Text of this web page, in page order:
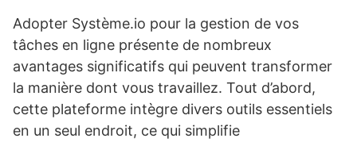
Adopter Système.io pour la gestion de vos
tâches en ligne présente de nombreux
avantages significatifs qui peuvent transformer
la manière dont vous travaillez. Tout d’abord,
cette plateforme intègre divers outils essentiels
en un seul endroit, ce qui simplifie